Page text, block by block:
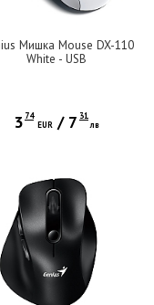
Мишка Mouse DX-110
White - USB
3 74
EUR / 7 31
лв